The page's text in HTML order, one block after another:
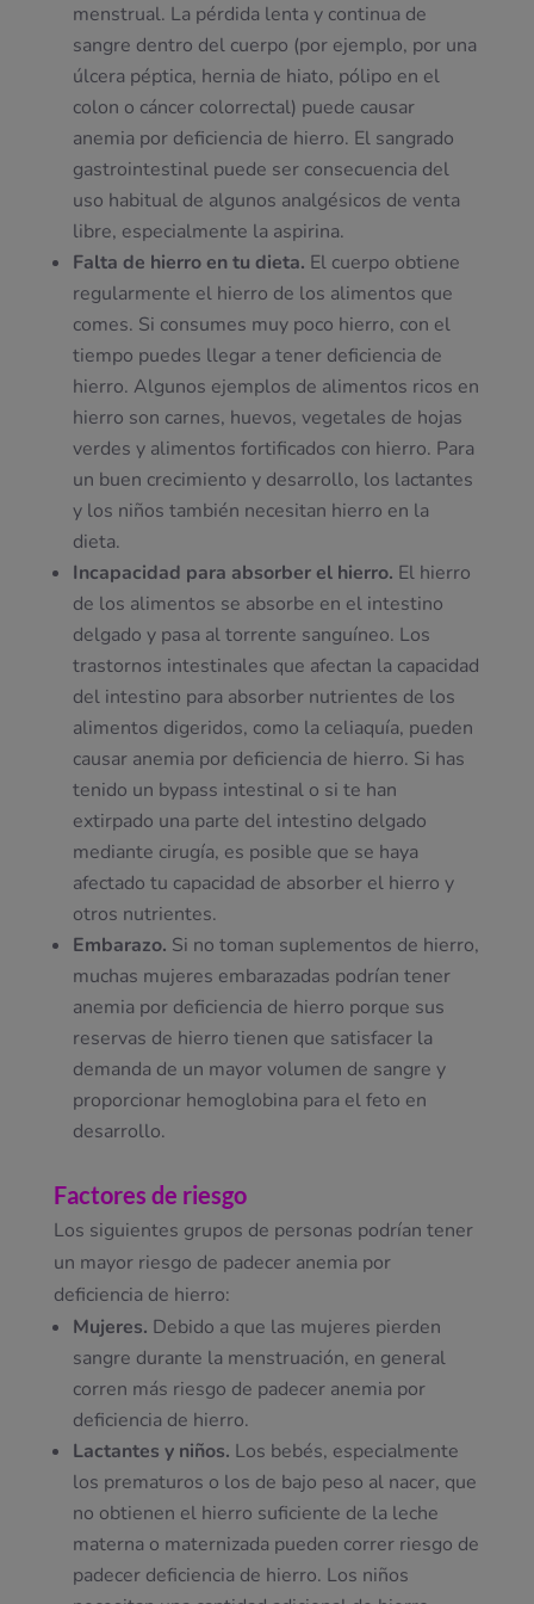
menstrual. La pérdida lenta y continua de
sangre dentro del cuerpo (por ejemplo, por una
úlcera péptica, hernia de hiato, pólipo en el
colon o cáncer colorrectal) puede causar
anemia por deficiencia de hierro. El sangrado
gastrointestinal puede ser consecuencia del
uso habitual de algunos analgésicos de venta
libre, especialmente la aspirina.
Falta de hierro en tu dieta. El cuerpo obtiene
regularmente el hierro de los alimentos que
comes. Si consumes muy poco hierro, con el
tiempo puedes llegar a tener deficiencia de
hierro. Algunos ejemplos de alimentos ricos en
hierro son carnes, huevos, vegetales de hojas
verdes y alimentos fortificados con hierro. Para
un buen crecimiento y desarrollo, los lactantes
y los niños también necesitan hierro en la
dieta.
Incapacidad para absorber el hierro. El hierro
de los alimentos se absorbe en el intestino
delgado y pasa al torrente sanguíneo. Los
trastornos intestinales que afectan la capacidad
del intestino para absorber nutrientes de los
alimentos digeridos, como la celiaquía, pueden
causar anemia por deficiencia de hierro. Si has
tenido un bypass intestinal o si te han
extirpado una parte del intestino delgado
mediante cirugía, es posible que se haya
afectado tu capacidad de absorber el hierro y
otros nutrientes.
Embarazo. Si no toman suplementos de hierro,
muchas mujeres embarazadas podrían tener
anemia por deficiencia de hierro porque sus
reservas de hierro tienen que satisfacer la
demanda de un mayor volumen de sangre y
proporcionar hemoglobina para el feto en
desarrollo.
Factores de riesgo
Los siguientes grupos de personas podrían tener
un mayor riesgo de padecer anemia por
deficiencia de hierro:
Mujeres. Debido a que las mujeres pierden
sangre durante la menstruación, en general
corren más riesgo de padecer anemia por
deficiencia de hierro.
Lactantes y niños. Los bebés, especialmente
los prematuros o los de bajo peso al nacer, que
no obtienen el hierro suficiente de la leche
materna o maternizada pueden correr riesgo de
padecer deficiencia de hierro. Los niños